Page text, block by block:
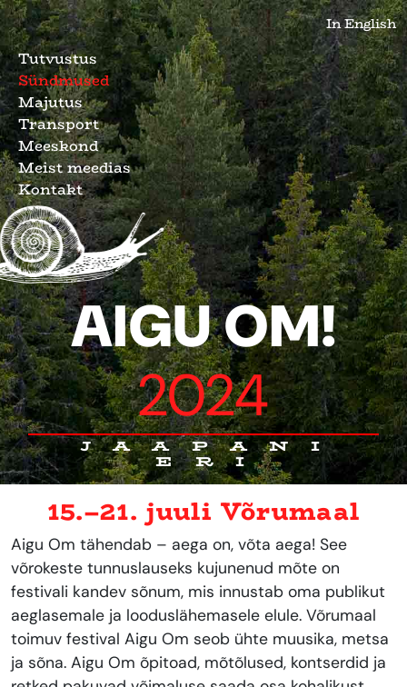
Tutvustus
Sündmused
Majutus
Transport
Meeskond
Meist meedias
Kontakt
In English
AIGU OM!
2024
JAAPANI
ERI
15.–21. juuli Võrumaal
Aigu Om tähendab – aega on, võta aega! See
võrokeste tunnuslauseks kujunenud mõte on
festivali kandev sõnum, mis innustab oma publikut
aeglasemale ja looduslähemasele elule. Võrumaal
toimuv festival Aigu Om seob ühte muusika, metsa
ja sõna. Aigu Om õpitoad, mõtõlused, kontserdid ja